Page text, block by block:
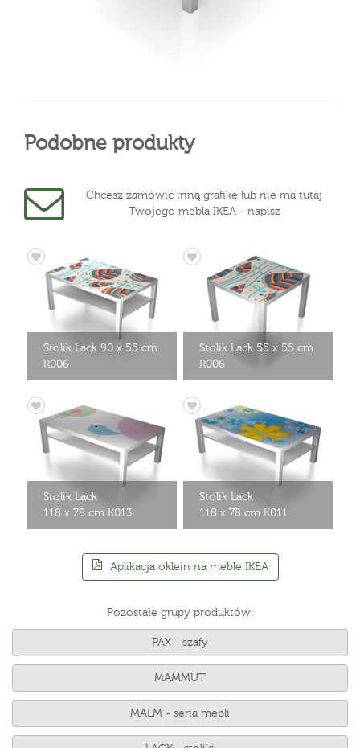
Podobne produkty
Chcesz zamówić inną grafikę lub nie ma tutaj
Twojego mebla IKEA - napisz
Stolik Lack 90 x 55 cm
R006
Stolik Lack 55 x 55 cm
R006
Stolik Lack
118 x 78 cm K013
Stolik Lack
118 x 78 cm K011
Aplikacja oklein na meble IKEA
Pozostałe grupy produktów:
PAX - szafy
MAMMUT
MALM - seria mebli